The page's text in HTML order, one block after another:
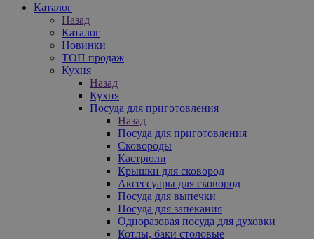
Каталог
Назад
Каталог
Новинки
ТОП продаж
Кухня
Назад
Кухня
Посуда для приготовления
Назад
Посуда для приготовления
Сковороды
Кастрюли
Крышки для сковород
Аксессуары для сковород
Посуда для выпечки
Посуда для запекания
Одноразовая посуда для духовки
Котлы, баки столовые